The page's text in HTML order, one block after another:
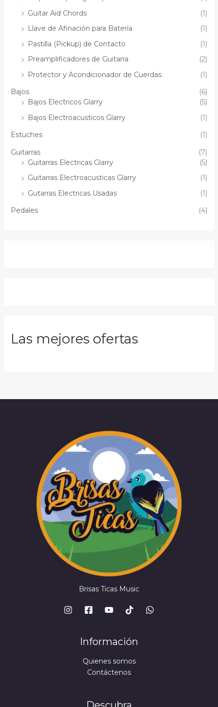
Guitar Aid Chords
(1)
Llave de Afinación para Batería
(1)
Pastilla (Pickup) de Contacto
(1)
Preamplificadores de Guitarra
(2)
Protector y Acondicionador de Cuerdas
(1)
Bajos
(6)
Bajos Electricos Glarry
(5)
Bajos Electroacusticos Glarry
(1)
Estuches
(1)
Guitarras
(7)
Guitarras Electricas Glarry
(5)
Guitarras Electroacusticas Glarry
(1)
Gutarras Electricas Usadas
(1)
Pedales
(4)
Las mejores ofertas
Brisas Ticas Music
Información
Quienes somos
Contáctenos